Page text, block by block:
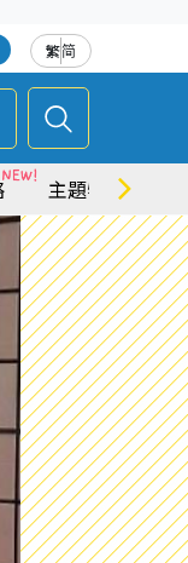
繁简
主題特集